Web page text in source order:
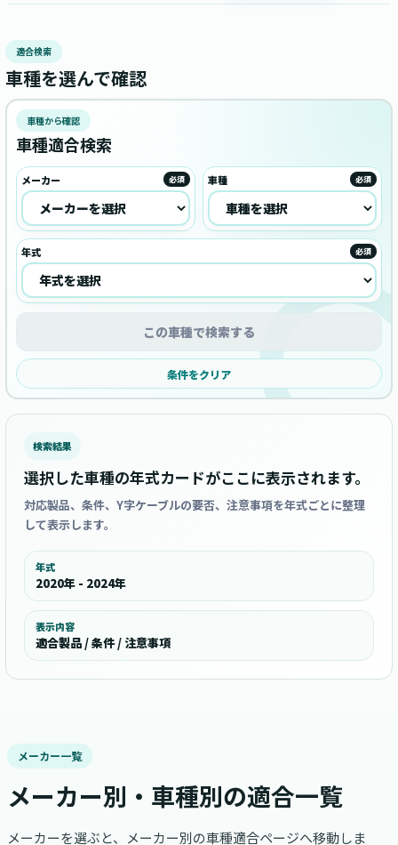
適合検索
車種を選んで確認
車種から確認
車種適合検索
メーカー 必須 車種 必須
年式 必須
この車種で検索する
条件をクリア
検索結果
選択した車種の年式カードがここに表示されます。
対応製品、条件、Y字ケーブルの要否、注意事項を年式ごとに整理
して表示します。
年式
2020年 - 2024年
表示内容
適合製品 / 条件 / 注意事項
メーカー一覧
メーカー別・車種別の適合一覧
メーカーを選ぶと、メーカー別の車種適合ページへ移動しま